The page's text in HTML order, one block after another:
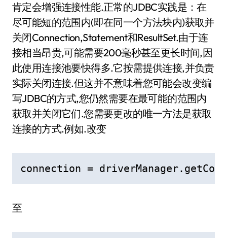
肯定会增强连接性能.正常的JDBC实践是：在
尽可能短的范围内(即在同一个方法块内)获取并
关闭Connection,Statement和ResultSet.由于连
接相当昂贵,可能需要200毫秒甚至更长时间,因
此使用连接池要快得多.它按需提供连接,并负责
实际关闭连接.但这并不意味着您可能会改变编
写JDBC的方式,您仍然需要在最可能的范围内
获取并关闭它们.您需要更改的唯一方法是获取
连接的方式.例如.改变
connection =
至